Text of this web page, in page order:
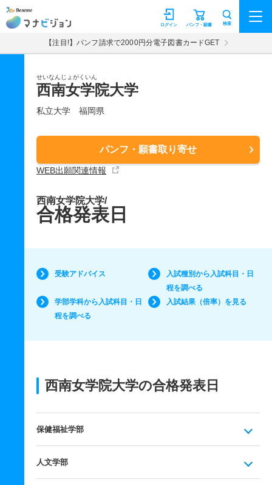
マナビジョン パンフ・願書
ログイン 検索
【注目!】パンフ請求で2000円分電子図書カードGET
せいなんじょがくいん
西南女学院大学
私立大学 福岡県
パンフ・願書取り寄せ
WEB出願関連情報
西南女学院大学/
合格発表日
受験アドバイス
入試種別から入試科目・日
程を調べる
学部学科から入試科目・日
程を調べる
入試結果（倍率）を見る
西南女学院大学の合格発表日
保健福祉学部
人文学部